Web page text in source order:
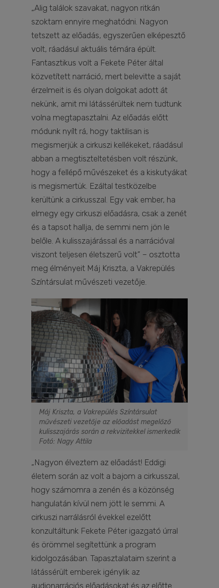
„Alig találok szavakat, nagyon ritkán
szoktam ennyire meghatódni. Nagyon
tetszett az előadás, egyszerűen elképesztő
volt, ráadásul aktuális témára épült.
Fantasztikus volt a Fekete Péter által
közvetített narráció, mert belevitte a saját
érzelmeit is és olyan dolgokat adott át
nekünk, amit mi látássérültek nem tudtunk
volna megtapasztalni. Az előadás előtt
módunk nyílt rá, hogy taktilisan is
megismerjük a cirkuszi kellékeket, ráadásul
abban a megtiszteltetésben volt részünk,
hogy a fellépő művészeket és a kiskutyákat
is megismertük. Ezáltal testközelbe
kerültünk a cirkusszal. Egy vak ember, ha
elmegy egy cirkuszi előadásra, csak a zenét
és a tapsot hallja, de semmi nem jön le
belőle. A kulisszajárással és a narrációval
viszont teljesen életszerű volt” – osztotta
meg élményeit Máj Kriszta, a Vakrepülés
Színtársulat művészeti vezetője.
Máj Kriszta, a Vakrepülés Színtársulat
művészeti vezetője az előadást megelőző
kulisszajárás során a rekvizitekkel ismerkedik
Fotó: Nagy Attila
„Nagyon élveztem az előadást! Eddigi
életem során az volt a bajom a cirkusszal,
hogy számomra a zenén és a közönség
hangulatán kívül nem jött le semmi. A
cirkuszi narrálásról évekkel ezelőtt
konzultáltunk Fekete Péter igazgató úrral
és örömmel segítettünk a program
kidolgozásában. Tapasztalataim szerint a
látássérült emberek igénylik az
audionarrációs előadásokat és az előtte